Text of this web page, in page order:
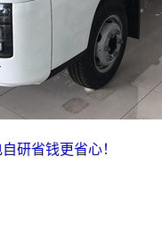
研省钱更省心！